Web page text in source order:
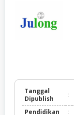
Tanggal
Dipublish
:
Pendidikan :